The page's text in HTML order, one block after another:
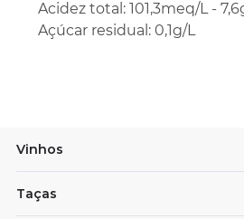
Acidez total: 101,3meq/L -
Açúcar residual: 0,1g/L
Vinhos
Taças